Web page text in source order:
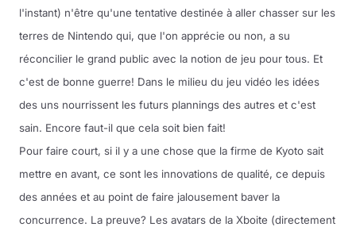
l'instant) n'être qu'une tentative destinée à aller chasser sur les
terres de Nintendo qui, que l'on apprécie ou non, a su
réconcilier le grand public avec la notion de jeu pour tous. Et
c'est de bonne guerre! Dans le milieu du jeu vidéo les idées
des uns nourrissent les futurs plannings des autres et c'est
sain. Encore faut-il que cela soit bien fait!
Pour faire court, si il y a une chose que la firme de Kyoto sait
mettre en avant, ce sont les innovations de qualité, ce depuis
des années et au point de faire jalousement baver la
concurrence. La preuve? Les avatars de la Xboite (directement